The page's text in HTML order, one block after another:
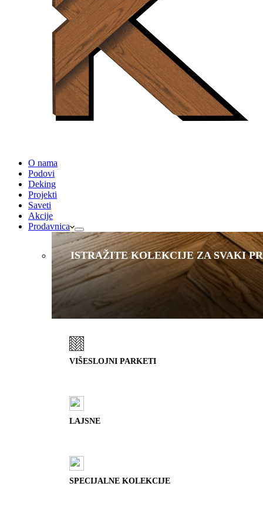
O nama
Podovi
Deking
Projekti
Saveti
Akcije
Prodavnica
ISTRAŽITE KOLEKCIJE ZA SVAKI
VIŠESLOJNI PARKETI
LAJSNE
SPECIJALNE KOLEKCIJE